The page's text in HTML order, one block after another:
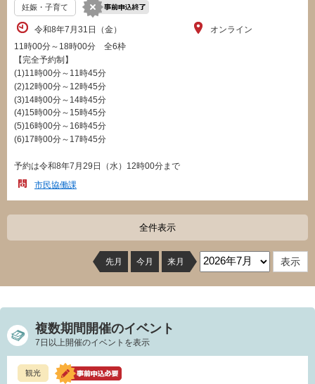
妊娠・子育て
令和8年7月31日（金）
11時00分～18時00分 全6枠
【完全予約制】
(1)11時00分～11時45分
(2)12時00分～12時45分
(3)14時00分～14時45分
(4)15時00分～15時45分
(5)16時00分～16時45分
(6)17時00分～17時45分
予約は令和8年7月29日（水）12時00分まで
オンライン
市民協働課
全件表示
先月 今月 来月
複数期間開催のイベント
7日以上開催のイベントを表示
観光